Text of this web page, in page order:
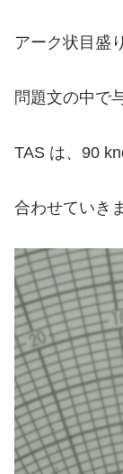
アーク状目盛
問題文の中で
TAS は、 90
合わせていき